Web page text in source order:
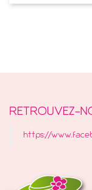
RETROUVEZ-
https://